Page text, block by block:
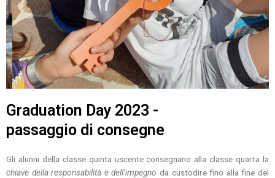
Graduation Day 2023 -
passaggio di consegne
Gli alunni della classe quinta uscente consegnano alla classe quarta la
chiave della responsabilità e dell’impegno da custodire fino alla fine del